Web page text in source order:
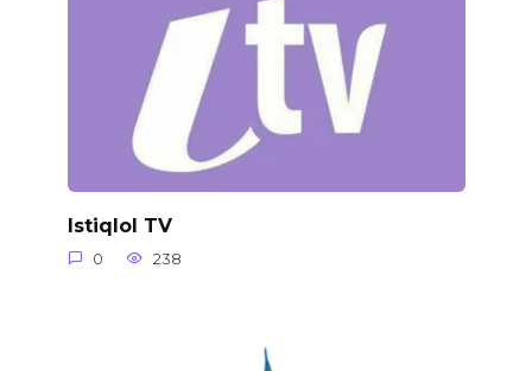
Istiqlol TV
0 238